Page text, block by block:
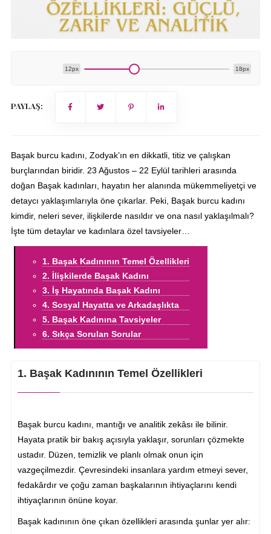
12px 18px
PAYLAŞ:
Başak burcu kadını, Zodyak’ın en dikkatli, titiz ve çalışkan
burçlarından biridir. 23 Ağustos – 22 Eylül tarihleri arasında
doğan Başak kadınları, hayatın her alanında mükemmeliyetçi ve
detaycı yaklaşımlarıyla öne çıkarlar. Peki, Başak burcu kadını
kimdir, neleri sever, ilişkilerde nasıldır ve ona nasıl yaklaşılmalı?
İşte tüm detaylar ve kadınlara özel tavsiyeler…
1. Başak Kadınının Temel Özellikleri
2. İlişkilerde Başak Kadını
3. İş Hayatında Başak Kadını
4. Sosyal Hayatta ve Arkadaşlıkta
5. Başak Kadınına Tavsiyeler
6. Sıkça Sorulan Sorular
1. Başak Kadınının Temel Özellikleri
Başak burcu kadını, mantığı ve analitik zekâsı ile bilinir.
Hayata pratik bir bakış açısıyla yaklaşır, sorunları çözmekte
ustadır. Düzen, temizlik ve planlı olmak onun için
vazgeçilmezdir. Çevresindeki insanlara yardım etmeyi sever,
fedakârdır ve çoğu zaman başkalarının ihtiyaçlarını kendi
ihtiyaçlarının önüne koyar.
Başak kadınının öne çıkan özellikleri arasında şunlar yer alır: